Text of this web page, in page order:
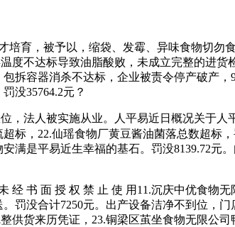
，被予以，缩袋、发霉、异味食物切勿
度不达标导致油脂酸败，未成立完整的进
拆容器消杀不达标，企业被责令停产破产
没35764.2元？
法人被实施从业。人平易近日概况关于人
标，22.仙瑶食物厂黄豆酱油菌落总数超标
满是平易近生幸福的基石。罚没8139.72
书 面 授 权 禁 止 使 用11.沉庆中优食物无
罚没合计7250元。出产设备洁净不到位，
货来历凭证，23.铜梁区茧坐食物无限公